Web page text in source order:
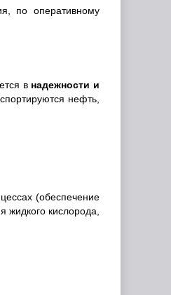
по оперативному
в надежности и
нефть,
(обеспечение
кислорода,